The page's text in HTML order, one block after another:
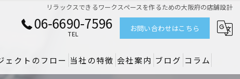
リラックスできるワークスペースを作るための大阪府の店舗設計
06-6690-7596
TEL
お問い合わせはこちら
ェクトのフロー 当社の特徴 会社案内 ブログ コラム